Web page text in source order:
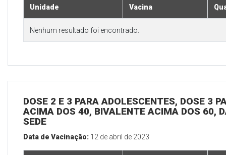
Unidade Vacina
Nenhum resultado foi encontrado.
DOSE 2 E 3 PARA ADOLESCENTES, DOSE 3
ACIMA DOS 40, BIVALENTE ACIMA DOS 60,
SEDE
Data de Vacinação: 12 de abril de 2023